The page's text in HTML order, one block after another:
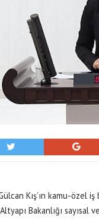
Kış’ın kamu-
Bakanlığı